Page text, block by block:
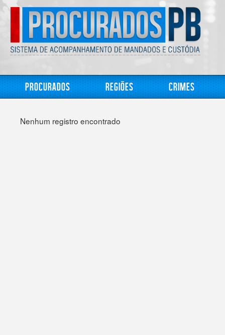
Procurados Regiões Crimes
Nenhum registro encontrado